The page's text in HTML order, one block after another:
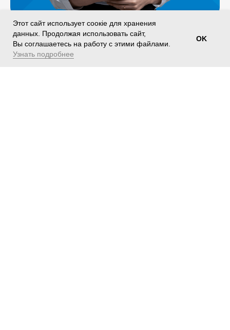
Этот сайт использует соокіе для хранения
данных. Продолжая использовать сайт,
Вы соглашаетесь на работу с этими файлами.
Узнать подробнее
OK